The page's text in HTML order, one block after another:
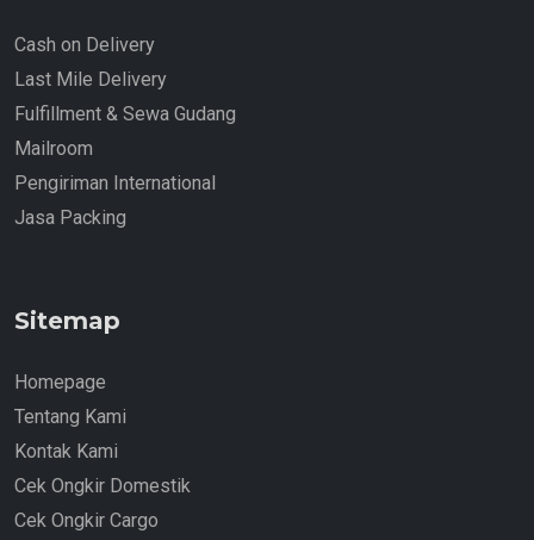
Cash on Delivery
Last Mile Delivery
Fulfillment & Sewa Gudang
Mailroom
Pengiriman International
Jasa Packing
Sitemap
Homepage
Tentang Kami
Kontak Kami
Cek Ongkir Domestik
Cek Ongkir Cargo